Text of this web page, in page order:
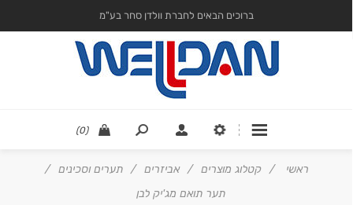
ברוכים הבאים לחברת וולדן סחר בע"מ
(0)
ראשי / קטלוג מוצרים / אביזרים / תערים וסכינים /
תער תואם מג'יק לבן